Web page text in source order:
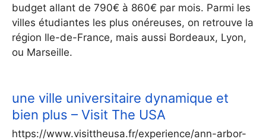
budget allant de 790€ à 860€ par mois. Parmi les
villes étudiantes les plus onéreuses, on retrouve la
région Ile-de-France, mais aussi Bordeaux, Lyon,
ou Marseille.
une ville universitaire dynamique et
bien plus – Visit The USA
https://www.visittheusa.fr/experience/ann-arbor-